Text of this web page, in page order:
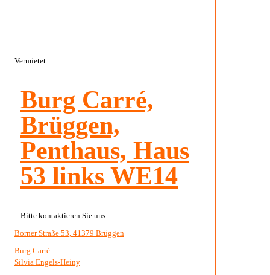
Vermietet
Burg Carré,
Brüggen,
Penthaus, Haus
53 links WE14
Bitte kontaktieren Sie uns
Borner Straße 53, 41379 Brüggen
Burg Carré
Silvia Engels-Heiny